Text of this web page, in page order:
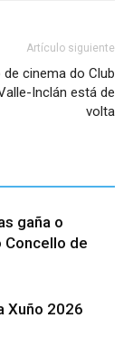
Artículo siguiente
de cinema do Club
Inclán está de
volta
gaña o
Concello de
Xuño 2026